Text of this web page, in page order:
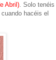
Abril) . Solo tenéis
hacéis el